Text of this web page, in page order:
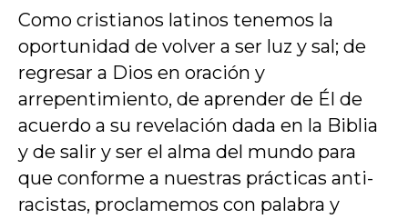
Como cristianos latinos tenemos la
oportunidad de volver a ser luz y sal; de
regresar a Dios en oración y
arrepentimiento, de aprender de Él de
acuerdo a su revelación dada en la Biblia
y de salir y ser el alma del mundo para
que conforme a nuestras prácticas anti-
racistas, proclamemos con palabra y